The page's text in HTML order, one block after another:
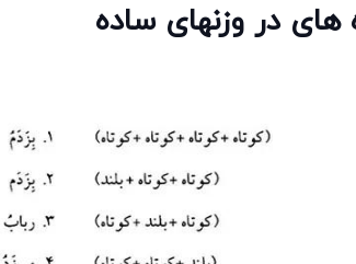
های در وزنهای ساده